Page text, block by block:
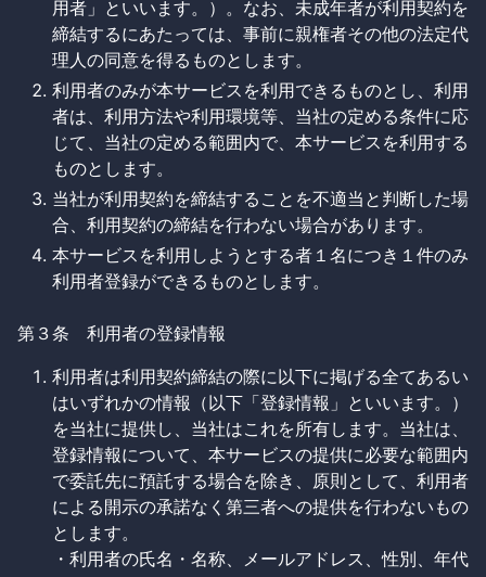
用者」といいます。）。なお、未成年者が利用契約を
締結するにあたっては、事前に親権者その他の法定代
理人の同意を得るものとします。
利用者のみが本サービスを利用できるものとし、利用
者は、利用方法や利用環境等、当社の定める条件に応
じて、当社の定める範囲内で、本サービスを利用する
ものとします。
当社が利用契約を締結することを不適当と判断した場
合、利用契約の締結を行わない場合があります。
本サービスを利用しようとする者１名につき１件のみ
利用者登録ができるものとします。
第３条 利用者の登録情報
利用者は利用契約締結の際に以下に掲げる全てあるい
はいずれかの情報（以下「登録情報」といいます。）
を当社に提供し、当社はこれを所有します。当社は、
登録情報について、本サービスの提供に必要な範囲内
で委託先に預託する場合を除き、原則として、利用者
による開示の承諾なく第三者への提供を行わないもの
とします。
・利用者の氏名・名称、メールアドレス、性別、年代